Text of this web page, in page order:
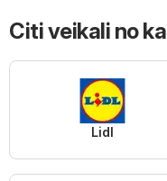
Citi veikali no
Lidl